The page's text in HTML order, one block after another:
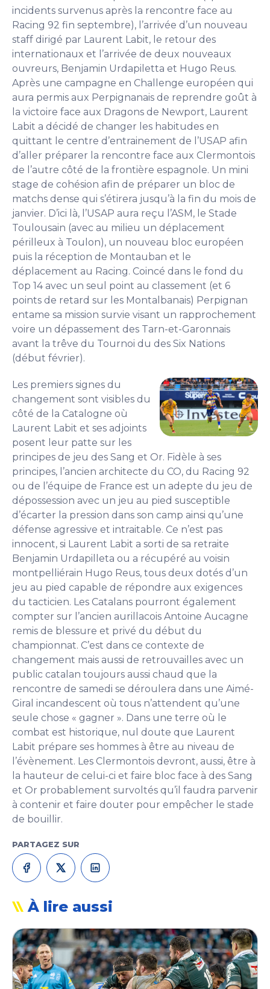
PARTAGEZ SUR
incidents survenus après la rencontre face au
Racing 92 fin septembre), l’arrivée d’un nouveau
staff dirigé par Laurent Labit, le retour des
internationaux et l’arrivée de deux nouveaux
ouvreurs, Benjamin Urdapiletta et Hugo Reus.
Après une campagne en Challenge européen qui
aura permis aux Perpignanais de reprendre goût à
la victoire face aux Dragons de Newport, Laurent
Labit a décidé de changer les habitudes en
quittant le centre d’entrainement de l’USAP afin
d’aller préparer la rencontre face aux Clermontois
de l’autre côté de la frontière espagnole. Un mini
stage de cohésion afin de préparer un bloc de
matchs dense qui s’étirera jusqu’à la fin du mois de
janvier. D’ici là, l’USAP aura reçu l’ASM, le Stade
Toulousain (avec au milieu un déplacement
périlleux à Toulon), un nouveau bloc européen
puis la réception de Montauban et le
déplacement au Racing. Coincé dans le fond du
Top 14 avec un seul point au classement (et 6
points de retard sur les Montalbanais) Perpignan
entame sa mission survie visant un rapprochement
voire un dépassement des Tarn-et-Garonnais
avant la trêve du Tournoi du des Six Nations
(début février).
Les premiers signes du
changement sont visibles du
côté de la Catalogne où
Laurent Labit et ses adjoints
posent leur patte sur les
principes de jeu des Sang et Or. Fidèle à ses
principes, l’ancien architecte du CO, du Racing 92
ou de l’équipe de France est un adepte du jeu de
dépossession avec un jeu au pied susceptible
d’écarter la pression dans son camp ainsi qu’une
défense agressive et intraitable. Ce n’est pas
innocent, si Laurent Labit a sorti de sa retraite
Benjamin Urdapilleta ou a récupéré au voisin
montpelliérain Hugo Reus, tous deux dotés d’un
jeu au pied capable de répondre aux exigences
du tacticien. Les Catalans pourront également
compter sur l’ancien aurillacois Antoine Aucagne
remis de blessure et privé du début du
championnat. C’est dans ce contexte de
changement mais aussi de retrouvailles avec un
public catalan toujours aussi chaud que la
rencontre de samedi se déroulera dans une Aimé-
Giral incandescent où tous n’attendent qu’une
seule chose « gagner ». Dans une terre où le
combat est historique, nul doute que Laurent
Labit prépare ses hommes à être au niveau de
l’évènement. Les Clermontois devront, aussi, être à
la hauteur de celui-ci et faire bloc face à des Sang
et Or probablement survoltés qu’il faudra parvenir
à contenir et faire douter pour empêcher le stade
de bouillir.
À lire aussi